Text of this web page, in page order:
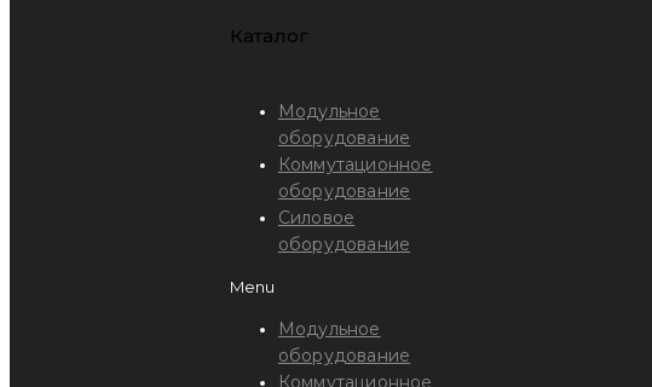
Каталог
Модульное
оборудование
Коммутационное
оборудование
Силовое
оборудование
Menu
Модульное
оборудование
Коммутационное